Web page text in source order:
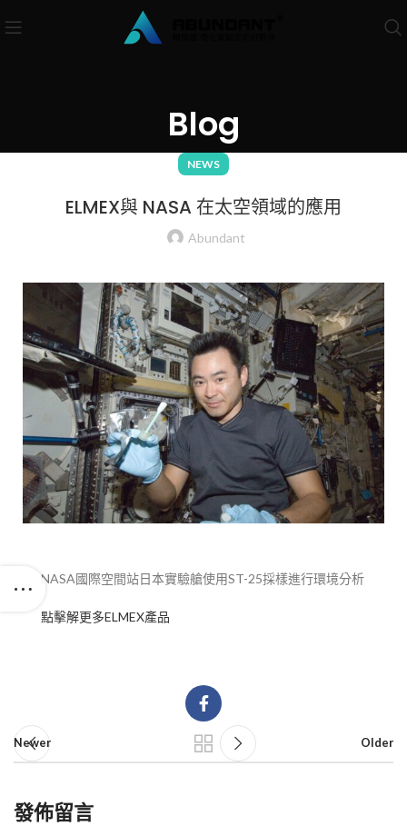
Blog
NEWS
ELMEX與 NASA 在太空領域的應用
Abundant
NASA國際空間站日本實驗艙使用ST-25採樣進行環境分析
點擊解更多ELMEX產品
Newer Older
發佈留言